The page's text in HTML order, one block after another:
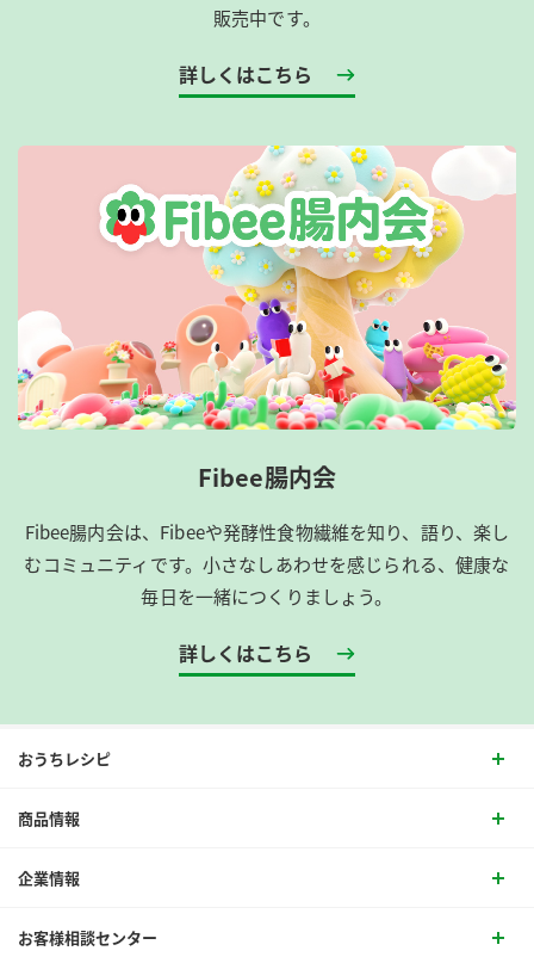
販売中です。
詳しくはこちら
Fibee腸内会
Fibee腸内会は、​Fibeeや発酵性食物繊維を知り、語り、楽し
むコミュニティです。​小さなしあわせを感じられる、健康な
毎日を一緒につくりましょう。
詳しくはこちら
おうちレシピ
商品情報
企業情報
お客様相談センター